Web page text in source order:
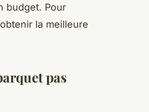
budget. Pour
la meilleure
pas